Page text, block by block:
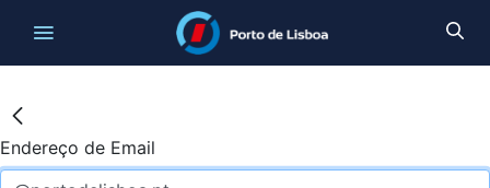
Endereço de Email